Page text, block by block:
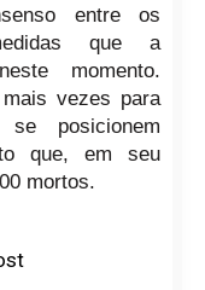
entre os
que a
momento.
vezes para
se posicionem
que, em seu
mortos.